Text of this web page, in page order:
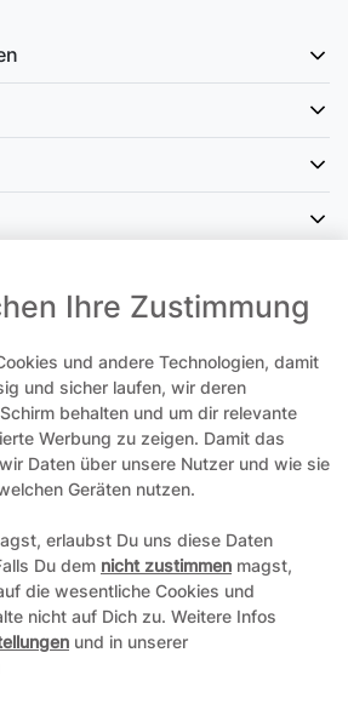
An Sonn- und Feiertagen kann
kommen.
8-12 Uhr
Ortstarif. Verbindugsgebühren für Anrufe
ggf. abweichen.
und ggf. zzgl.
Ihre Zustimmung
und andere Technologien, damit
und sicher laufen, wir deren
behalten und um dir relevante
Werbung zu zeigen. Damit das
Daten über unsere Nutzer und wie sie
Geräten nutzen.
erlaubst Du uns diese Daten
Du dem nicht zustimmen magst,
die wesentliche Cookies und
nicht auf Dich zu. Weitere Infos
und in unserer